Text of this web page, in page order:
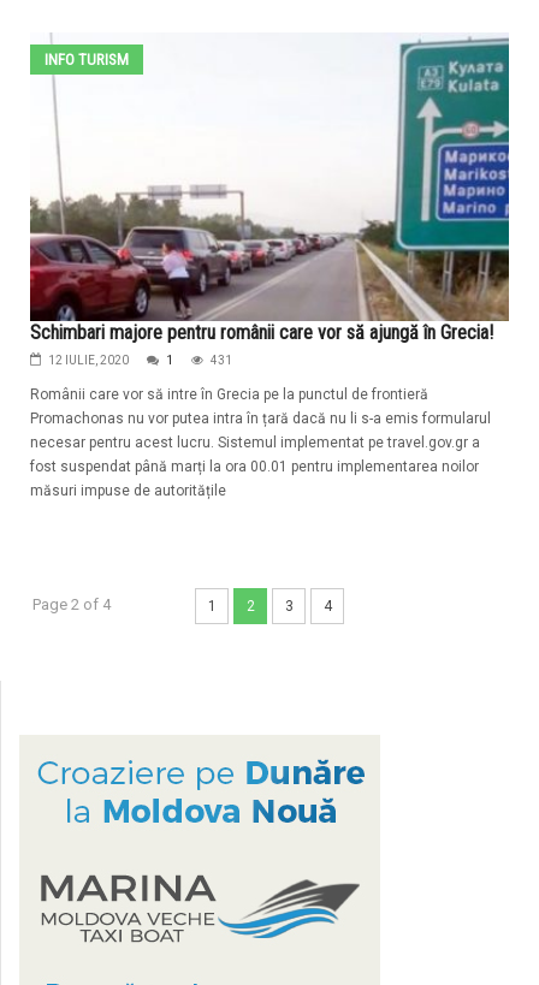
INFO TURISM
Schimbari majore pentru românii care vor să ajungă în Grecia!
12 IULIE, 2020 1 431
Românii care vor să intre în Grecia pe la punctul de frontieră
Promachonas nu vor putea intra în țară dacă nu li s-a emis formularul
necesar pentru acest lucru. Sistemul implementat pe travel.gov.gr a
fost suspendat până marți la ora 00.01 pentru implementarea noilor
măsuri impuse de autoritățile
Page 2 of 4 1 2 3 4